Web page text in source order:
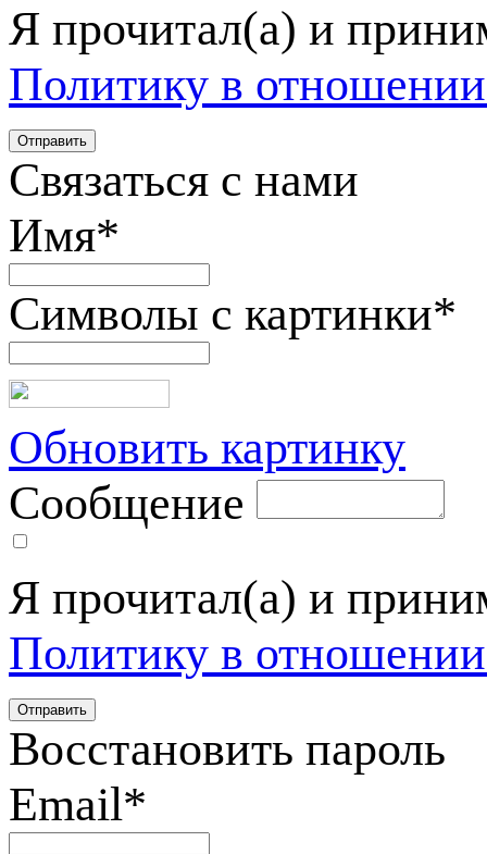
Я прочитал(а) и
Политику в
Связаться с нами
Имя*
Символы с картинки*
Обновить картинку
Сообщение
Я прочитал(а) и
Политику в
Восстановить пароль
Email*